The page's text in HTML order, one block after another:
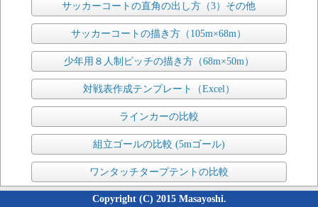
サッカーコートの直角の出し方（3）その他
サッカーコートの描き方（105m×68m）
少年用８人制ピッチの描き方（68m×50m）
対戦表作成テンプレート（Excel）
ラインカーの比較
組立ゴールの比較 (5mゴール)
ワンタッチタープテントの比較
Copyright (C) 2015 Masayoshi.